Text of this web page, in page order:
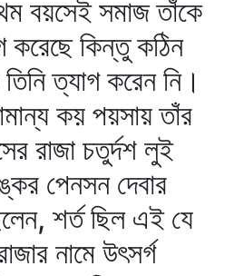
বয়সেই সমাজ তাঁকে
করেছে কিন্তু কঠিন
ত্যাগ করেন নি।
কয় পয়সায় তাঁর
রাজা চতুর্দশ লুই
পেনসন দেবার
শর্ত ছিল এই যে
নামে উৎসর্গ